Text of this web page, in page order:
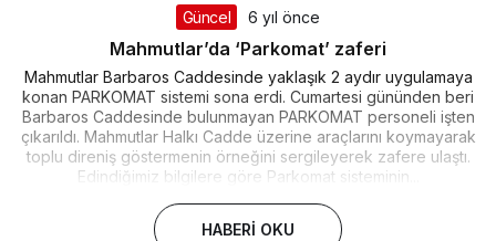
Güncel 6 yıl önce
Mahmutlar’da ‘Parkomat’ zaferi
Mahmutlar Barbaros Caddesinde yaklaşık 2 aydır uygulamaya
konan PARKOMAT sistemi sona erdi. Cumartesi gününden beri
Barbaros Caddesinde bulunmayan PARKOMAT personeli işten
çıkarıldı. Mahmutlar Halkı Cadde üzerine araçlarını koymayarak
toplu direniş göstermenin örneğini sergileyerek zafere ulaştı.
Edindiğimiz bilgilere göre Parkomat sisteminin...
HABERI OKU